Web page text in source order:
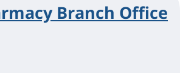
Branch Office